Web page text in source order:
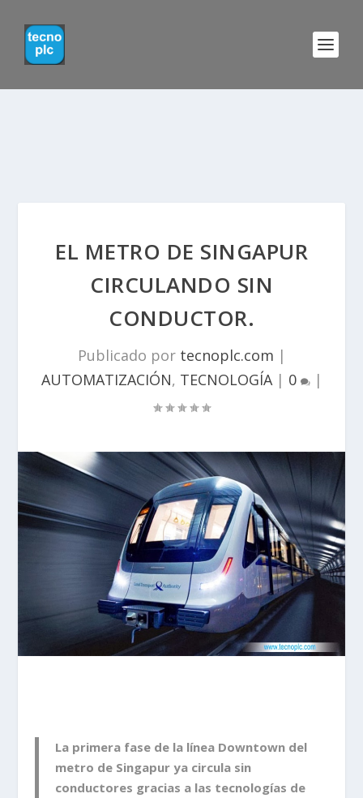
EL METRO DE SINGAPUR
CIRCULANDO SIN
CONDUCTOR.
Publicado por tecnoplc.com |
AUTOMATIZACIÓN, TECNOLOGÍA| 0 |
La primera fase de la línea Downtown del
metro de Singapurya circula sin
conductores gracias a las tecnologías de